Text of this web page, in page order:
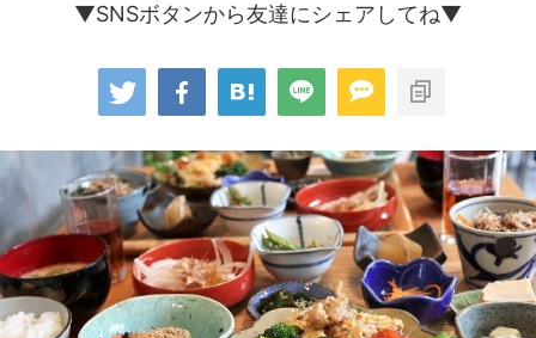
▼SNSボタンから友達にシェアしてね▼